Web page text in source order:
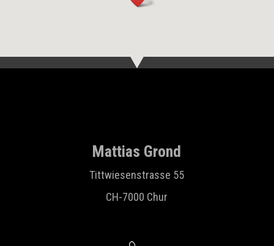
Mattias Grond
Tittwiesenstrasse 55
CH-7000 Chur